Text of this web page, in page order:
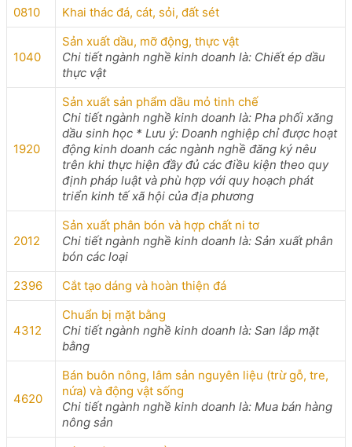
0810
Khai thác đá, cát, sỏi, đất sét
1040
Sản xuất dầu, mỡ động, thực vật
Chi tiết ngành nghề kinh doanh là: Chiết ép dầu
thực vật
1920
Sản xuất sản phẩm dầu mỏ tinh chế
Chi tiết ngành nghề kinh doanh là: Pha phối xăng
dầu sinh học * Lưu ý: Doanh nghiệp chỉ được hoạt
động kinh doanh các ngành nghề đăng ký nêu
trên khi thực hiện đầy đủ các điều kiện theo quy
định pháp luật và phù hợp với quy hoạch phát
triển kinh tế xã hội của địa phương
2012
Sản xuất phân bón và hợp chất ni tơ
Chi tiết ngành nghề kinh doanh là: Sản xuất phân
bón các loại
2396
Cắt tạo dáng và hoàn thiện đá
4312
Chuẩn bị mặt bằng
Chi tiết ngành nghề kinh doanh là: San lắp mặt
bằng
4620
Bán buôn nông, lâm sản nguyên liệu (trừ gỗ, tre,
nứa) và động vật sống
Chi tiết ngành nghề kinh doanh là: Mua bán hàng
nông sản